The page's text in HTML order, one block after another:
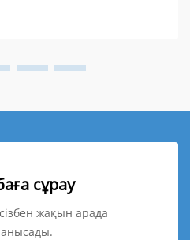
сұрау
сізбен жақын арада